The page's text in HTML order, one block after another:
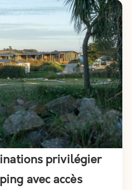
privilégier
avec accès